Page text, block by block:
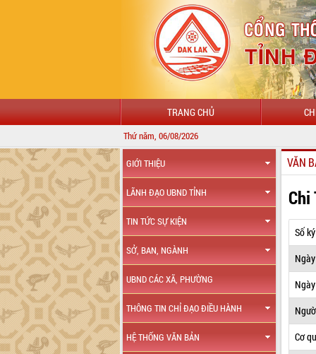
TRANG CHỦ
Thứ năm, 06/08/2026
GIỚI THIỆU
LÃNH ĐẠO UBND TỈNH
TIN TỨC SỰ KIỆN
SỞ, BAN, NGÀNH
UBND CÁC XÃ, PHƯỜNG
THÔNG TIN CHỈ ĐẠO ĐIỀU HÀNH
HỆ THỐNG VĂN BẢN
VĂN
Chi
Số
Cơ